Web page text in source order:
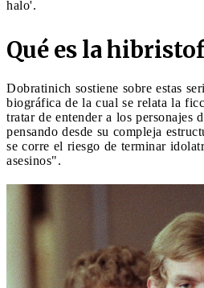
halo'.
Qué es la
Dobratinich sostiene sobre estas
biográfica de la cual se relata la
tratar de entender a los personajes
pensando desde su compleja
se corre el riesgo de terminar
asesinos".